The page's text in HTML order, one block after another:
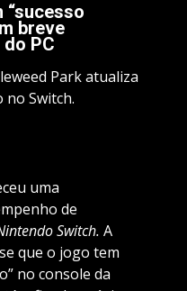
“sucesso
breve
PC
Park atualiza
Switch.
uma
de
Switch. A
que o jogo tem
no console da